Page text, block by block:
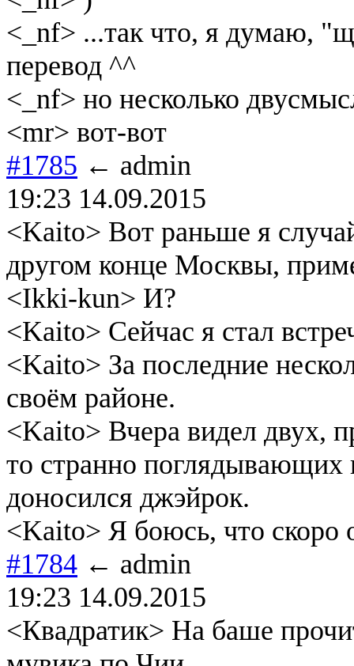
<_nf> ...так что, я думаю,
перевод ^^
<_nf> но несколько
<mr> вот-вот
#1785 ← admin
19:23 14.09.2015
<Kaito> Вот раньше я
другом конце Москвы,
<Ikki-kun> И?
<Kaito> Сейчас я стал
<Kaito> За последние
своём районе.
<Kaito> Вчера видел двух,
то странно поглядывающих
доносился джэйрок.
<Kaito> Я боюсь, что скоро
#1784 ← admin
19:23 14.09.2015
<Квадратик> На баше